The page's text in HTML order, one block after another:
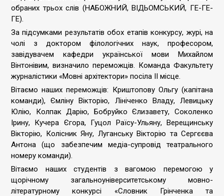
обраних трьох слів (НАБОЖНИЙ, ВІДЬОМСЬКИЙ, ГЕ-ГЕ-
ГЕ).
За підсумками результатів обох етапів конкурсу, журі, на
чолі з доктором філологічних наук, професором,
завідувачем кафедри української мови Михайлом
Вінтонівим, визначило переможців. Команда Факультету
журналістики «Мовні архітектори» посіла ІІ місце.
Вітаємо наших переможців: Криштопову Ольгу (капітана
команди), Ємліну Вікторію, Лініченко Владу, Левицьку
Юлію, Колпак Дарію, Бобруйко Єлизавету, Соколенко
Ірину, Кучера Єгора, Гуцол Раїсу-Ульяну, Верещинську
Вікторію, Колісник Яну, Луганську Вікторію та Сергєєва
Антона (що забезпечим медіа-супровід театрального
номеру команди).
Вітаємо наших студентів з вагомою перемогою у
щорічному загальноуніверситетському мовно-
літературному конкурсі «Словник Грінченка та